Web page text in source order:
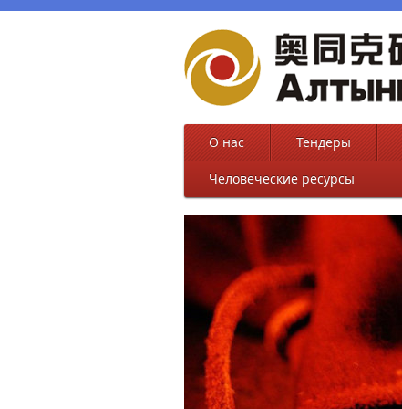
О нас Тендеры
Человеческие ресурсы